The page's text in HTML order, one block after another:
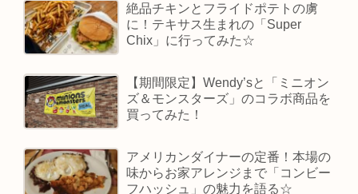
絶品チキンとフライドポテトの虜
に！テキサス生まれの「Super
Chix」に行ってみた☆
【期間限定】Wendy’sと「ミニオン
ズ＆モンスターズ」のコラボ商品を
買ってみた！
アメリカンダイナーの定番！本場の
味からお家アレンジまで「コンビー
フハッシュ」の魅力を語る☆